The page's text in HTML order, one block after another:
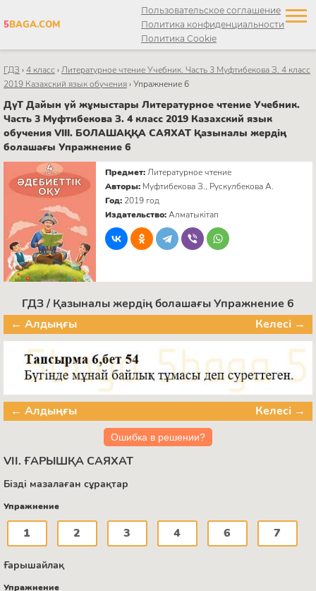
5BAGA.COM
Пользовательское соглашение
Политика конфиденциальности
Политика Cookie
ГДЗ ›4 класс ›Литературное чтение Учебник. Часть 3 Муфтибекова З. 4 класс
2019 Казахский язык обучения›Упражнение 6
ДүТ Дайын үй жұмыстары Литературное чтение Учебник.
Часть 3 Муфтибекова З. 4 класс 2019 Казахский язык
обучения VIII. БОЛАШАҚҚА САЯХАТ Қазыналы жердің
болашағы Упражнение 6
Предмет:Литературное чтение
Авторы: Муфтибекова З., Рускулбекова А.
Год: 2019 год
Издательство:Алматыкітап
ГДЗ / Қазыналы жердің болашағы Упражнение 6
← Алдыңғы
Келесі →
← Алдыңғы Келесі →
Ошибка в решении?
VII. ҒАРЫШҚА САЯХАТ
Бізді мазалаған сұрақтар
Упражнение
1 2 3 4 6 7
Ғарышайлақ
Упражнение